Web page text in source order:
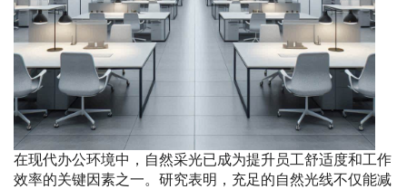
在现代办公环境中，自然采光已成为提升员工舒适度和工作
效率的关键因素之一。研究表明，充足的自然光线不仅能减